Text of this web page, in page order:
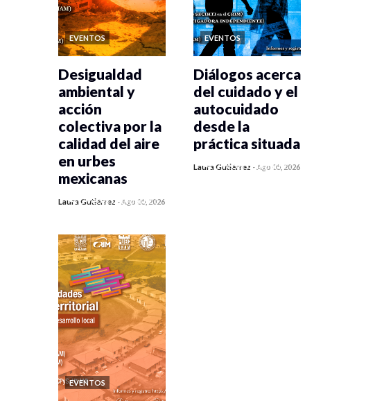
EVENTOS
0 veces compartido
Desigualdad
ambiental y
acción
colectiva por la
calidad del aire
en urbes
mexicanas
Laura Gutiérrez -Ago 05, 2026
EVENTOS
0 veces compartido
Diálogos acerca
del cuidado y el
autocuidado
desde la
práctica situada
Laura Gutiérrez -Ago 05, 2026
EVENTOS